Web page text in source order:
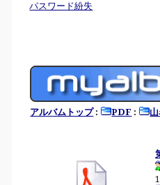
パスワード紛失
アルバムトップ: PDF :